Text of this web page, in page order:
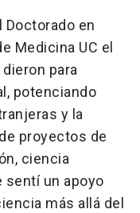
Doctorado en
Medicina UC el
para
potenciando
y la
proyectos de
ciencia
sentí un apoyo
más allá del